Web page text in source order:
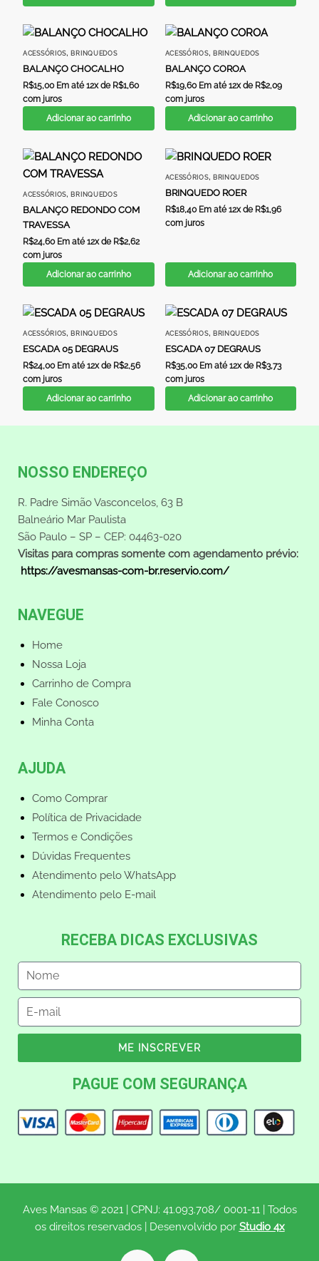
ACESSÓRIOS,BRINQUEDOS
BALANÇO CHOCALHO
R$15,00 Em até 12x de R$1,60
com juros
Adicionar ao carrinho
ACESSÓRIOS, BRINQUEDOS
BALANÇO COROA
R$19,60 Em até 12x de R$2,09
com juros
Adicionar ao carrinho
ACESSÓRIOS,BRINQUEDOS
BALANÇO REDONDO COM
TRAVESSA
R$24,60 Em até 12x de R$2,62
com juros
Adicionar ao carrinho
ACESSÓRIOS, BRINQUEDOS
BRINQUEDO ROER
R$18,40 Em até 12x de R$1,96
com juros
Adicionar ao carrinho
ACESSÓRIOS,BRINQUEDOS
ESCADA 05 DEGRAUS
R$24,00 Em até 12x de R$2,56
com juros
Adicionar ao carrinho
ACESSÓRIOS, BRINQUEDOS
ESCADA 07 DEGRAUS
R$35,00 Em até 12x de R$3,73
com juros
Adicionar ao carrinho
NOSSO ENDEREÇO
R. Padre Simão Vasconcelos, 63 B
Balneário Mar Paulista
São Paulo – SP – CEP: 04463-020
Visitas para compras somente com agendamento prévio:
https://avesmansas-com-br.reservio.com/
NAVEGUE
Home
Nossa Loja
Carrinho de Compra
Fale Conosco
Minha Conta
AJUDA
Como Comprar
Política de Privacidade
Termos e Condições
Dúvidas Frequentes
Atendimento pelo WhatsApp
Atendimento pelo E-mail
RECEBA DICAS EXCLUSIVAS
ME INSCREVER
PAGUE COM SEGURANÇA
Aves Mansas © 2021 | CPNJ: 41.093.708/ 0001-11 | Todos
os direitos reservados | Desenvolvido por Studio 4x